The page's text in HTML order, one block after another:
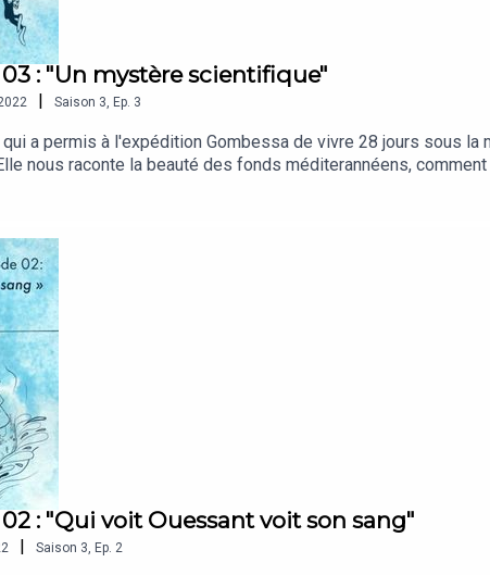
03 : "Un mystère scientifique"
| Saison 3 Ep. 3
a permis à l'expédition Gombessa de vivre 28 jours sous
nous raconte la beauté des fonds méditerannéens,
du cap Corse et les objectifs de la société
: "Qui voit Ouessant voit son sang"
| Saison 3 Ep. 2